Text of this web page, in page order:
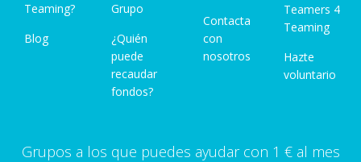
Teaming?
Blog
Grupo
¿Quién
puede
recaudar
fondos?
Contacta
con
nosotros
Teamers 4
Teaming
Hazte
voluntario
Grupos a los que puedes ayudar con 1 € al mes